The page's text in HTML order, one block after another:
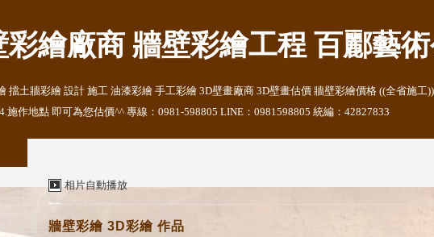
繪廠商 牆壁彩繪工程 百酈藝術
擋土牆彩繪 設計 施工 油漆彩繪 手工彩繪 3D壁畫廠商 3D壁畫估價 牆壁彩繪價格 ((全省施工
施作地點 即可為您估價^^ 專線：0981-598805 LINE：0981598805 統編：42827833
相片自動播放
牆壁彩繪 3D彩繪 作品